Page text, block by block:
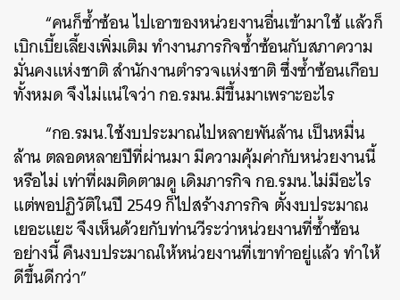
“คนก็ซ้ำซ้อน ไปเอาของหน่วยงานอื่นเข้ามาใช้ แล้วก็
เบิกเบี้ยเลี้ยงเพิ่มเติม ทำงานภารกิจซ้ำซ้อนกับสภาความ
มั่นคงแห่งชาติ สำนักงานตำรวจแห่งชาติ ซึ่งซ้ำซ้อนเกือบ
ทั้งหมด จึงไม่แน่ใจว่า กอ.รมน.มีขึ้นมาเพราะอะไร
“กอ.รมน.ใช้งบประมาณไปหลายพันล้าน เป็นหมื่น
ล้าน ตลอดหลายปีที่ผ่านมา มีความคุ้มค่ากับหน่วยงานนี้
หรือไม่ เท่าที่ผมติดตามดู เดิมภารกิจ กอ.รมน.ไม่มีอะไร
แต่พอปฏิวัติในปี 2549ก็ไปสร้างภารกิจ ตั้งงบประมาณ
เยอะแยะ จึงเห็นด้วยกับท่านวีระว่าหน่วยงานที่ซ้ำซ้อน
อย่างนี้ คืนงบประมาณให้หน่วยงานที่เขาทำอยู่แล้ว ทำให้
ดีขึ้นดีกว่า”